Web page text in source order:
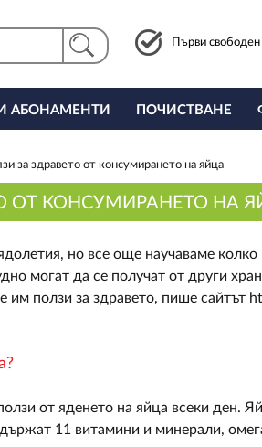
Първи свободен
АБОНАМЕНТИ ПОЧИСТВАНЕ
за здравето от консумирането на яйца
ОТ КОНСУМИРАНЕТО НА
но все още научаваме
могат да се получат от други
им ползи за здравето, пише сайтът
от яденето на яйца всеки ден.
11 витамини и минерали,